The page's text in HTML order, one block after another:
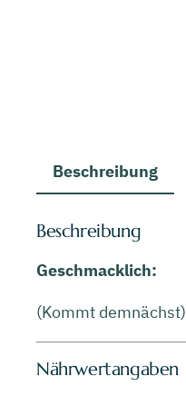
Beschreibung
Beschreibung
Geschmacklich:
(Kommt demnächst)
Nährwertangaben